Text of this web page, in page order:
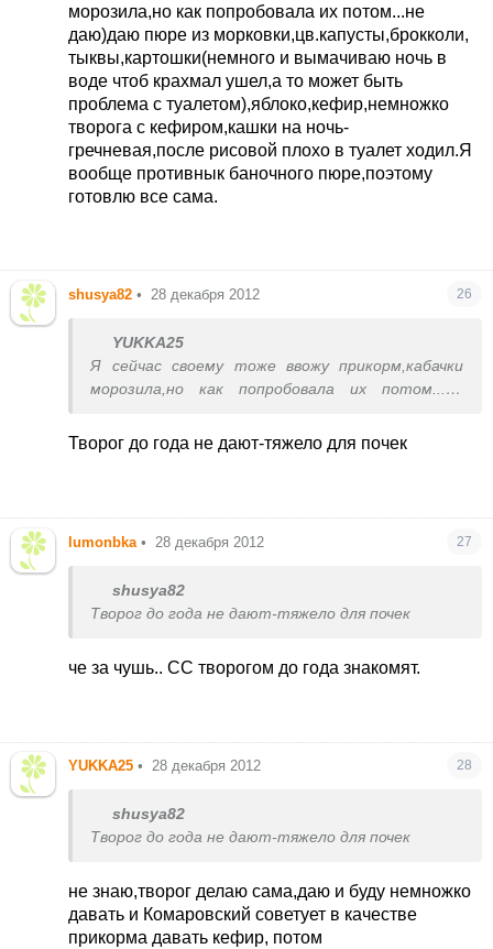
морозила,но как попробовала их потом...не
даю)даю пюре из морковки,цв.капусты,брокколи,
тыквы,картошки(немного и вымачиваю ночь в
воде чтоб крахмал ушел,а то может быть
проблема с туалетом),яблоко,кефир,немножко
творога с кефиром,кашки на ночь-
гречневая,после рисовой плохо в туалет ходил.Я
вообще противнык баночного пюре,поэтому
готовлю все сама.
shusya82 • 28 декабря 2012 26
YUKKA25
Я сейчас своему тоже ввожу прикорм,кабачки
морозила,но как попробовала их потом...не
тыквы,картошки(немного и вымачиваю ночь в
вообще противнык баночного пюре,поэтому
Творог до года не дают-тяжело для почек
lumonbka • 28 декабря 2012 27
shusya82
Творог до года не дают-тяжело для почек
че за чушь.. СС творогом до года знакомят.
YUKKA25 • 28 декабря 2012 28
shusya82
Творог до года не дают-тяжело для почек
не знаю,творог делаю сама,даю и буду немножко
давать и Комаровский советует в качестве
прикорма давать кефир, потом